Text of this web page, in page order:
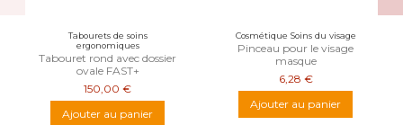
Tabourets de soins
ergonomiques
Tabouret rond avec dossier
ovale FAST+
150,00 €
Ajouter au panier
Cosmétique Soins du visage
Pinceau pour le visage
masque
6,28 €
Ajouter au panier